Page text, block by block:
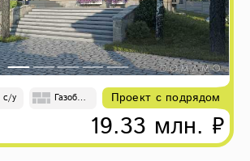
с/у
Газобет
Проект с подрядом
19.33 млн. ₽